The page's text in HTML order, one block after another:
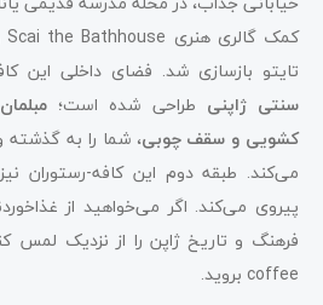
تایتو بازسازی شد. فضای داخلی این
سنتی ژاپنی طراحی شده است؛
کشویی و سقف چوبی، شما را به گذشته
می‌کند. طبقه دوم این کافه-رستوران
پیروی می‌کند. اگر می‌خواهید از
coffee بروید.